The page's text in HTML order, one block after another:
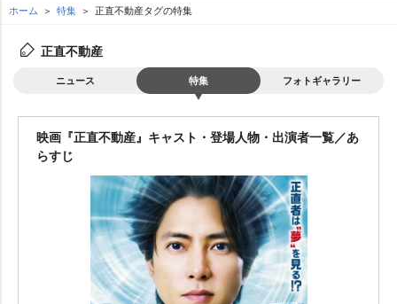
ホーム 特集 正直不動産タグの特集
正直不動産
ニュース 特集 フォトギャラリー
映画『正直不動産』キャスト・登場人物・出演者一覧／あ
らすじ